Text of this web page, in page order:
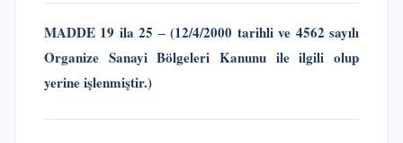
MADDE 19 ila 25 ‒ (12/4/2000 tarihli ve 4562 sayılı
Organize Sanayi Bölgeleri Kanunu ile ilgili olup
yerine işlenmiştir.)